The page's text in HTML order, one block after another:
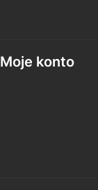
Moje konto